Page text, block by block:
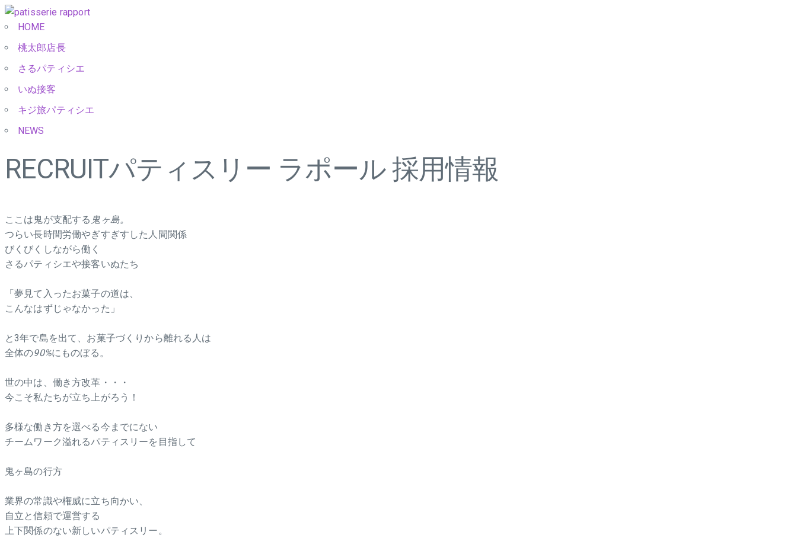
HOME
桃太郎店長
さるパティシエ
いぬ接客
キジ旅パティシエ
NEWS
RECRUITパティスリー ラポール 採用情報
ここは鬼が支配する 鬼ヶ島。
つらい長時間労働やぎすぎすした人間関係
びくびくしながら働く
さるパティシエや接客いぬたち
「夢見て入ったお菓子の道は、
こんなはずじゃなかった」
と3年で島を出て、お菓子づくりから離れる人は
全体の90%にものぼる。
世の中は、働き方改革・・・
今こそ私たちが立ち上がろう！
多様な働き方を選べる今までにない
チームワーク溢れるパティスリーを目指して
鬼ヶ島の行方
業界の常識や権威に立ち向かい、
自立と信頼で運営する
上下関係のない新しいパティスリー。